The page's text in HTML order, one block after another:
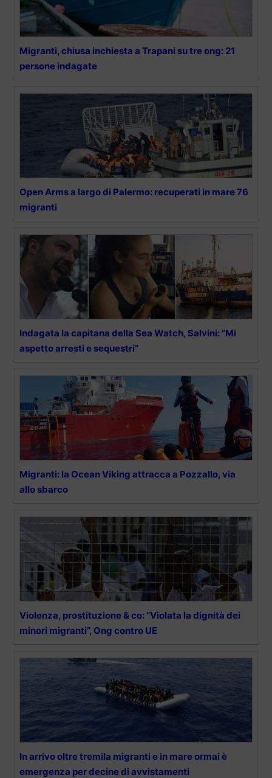
Migranti, chiusa inchiesta a Trapani su tre ong: 21
persone indagate
Open Arms a largo di Palermo: recuperati in mare 76
migranti
Indagata la capitana della Sea Watch, Salvini: “Mi
aspetto arresti e sequestri”
Migranti: la Ocean Viking attracca a Pozzallo, via
allo sbarco
Violenza, prostituzione & co: “Violata la dignità dei
minori migranti”, Ong contro UE
In arrivo oltre tremila migranti e in mare ormai è
emergenza per decine di avvistamenti